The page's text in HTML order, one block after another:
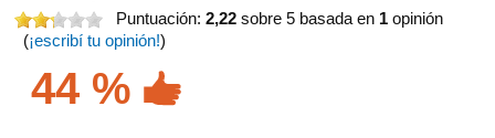
Puntuación:2,22 sobre 5 basada en 1 opinión
(¡escribí tu opinión!)
44 %